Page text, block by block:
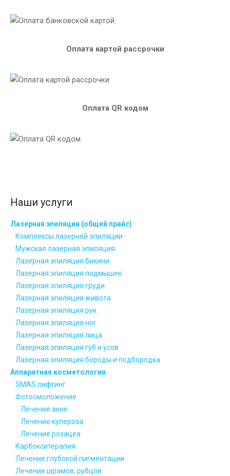
Оплата картой рассрочки
Оплата QR кодом
Наши услуги
Лазерная эпиляция (общий прайс)
Комплексы лазерной эпиляции
Мужская лазерная эпиляция
Лазерная эпиляция бикини
Лазерная эпиляция подмышек
Лазерная эпиляция груди
Лазерная эпиляция живота
Лазерная эпиляция рук
Лазерная эпиляция ног
Лазерная эпиляция лица
Лазерная эпиляция губ и усов
Лазерная эпиляция бороды и подбородка
Аппаратная косметология
SMAS лифтинг
Фотоомоложение
Лечение акне
Лечение купероза
Лечение розацеа
Карбокситерапия
Лечение глубокой пигментации
Лечение шрамов, рубцов